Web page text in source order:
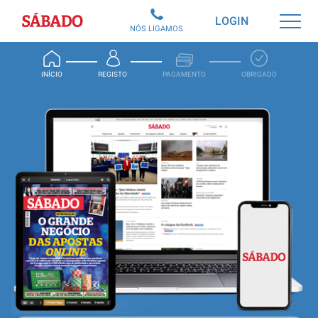
Sábado
INÍCIO REGISTO PAGAMENTO OBRIGADO
LOGIN
NÓS LIGAMOS